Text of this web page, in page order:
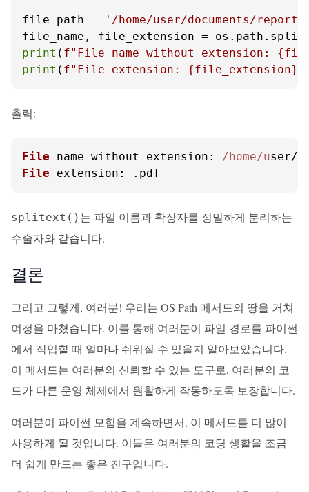
file_path = '/home/user/documents/
print ( f"File name without extension:
print ( f"File extension: {file_extension}
출력:
File name without extension : /home/u
File
extension : . pdf
splitext() 는 파일 이름과 확장자를 정밀하게 분리하는
수술자와 같습니다.
결론
그리고 그렇게, 여러분! 우리는 OS Path 메서드의 땅을 거쳐
여정을 마쳤습니다. 이를 통해 여러분이 파일 경로를 파이썬
에서 작업할 때 얼마나 쉬워질 수 있을지 알아보았습니다.
이 메서드는 여러분의 신뢰할 수 있는 도구로, 여러분의 코
드가 다른 운영 체제에서 원활하게 작동하도록 보장합니다.
여러분이 파이썬 모험을 계속하면서, 이 메서드를 더 많이
사용하게 될 것입니다. 이들은 여러분의 코딩 생활을 조금
더 쉽게 만드는 좋은 친구입니다.